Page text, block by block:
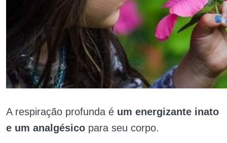
A respiração profunda é um energizante inato
e um analgésico para seu corpo.